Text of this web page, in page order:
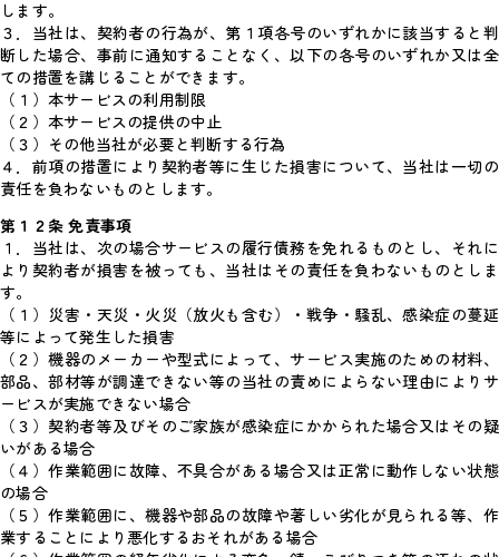
します。
３．当社は、契約者の行為が、第１項各号のいずれかに該当すると判
断した場合、事前に通知することなく、以下の各号のいずれか又は全
ての措置を講じることができます。
（１）本サービスの利用制限
（２）本サービスの提供の中止
（３）その他当社が必要と判断する行為
４．前項の措置により契約者等に生じた損害について、当社は一切の
責任を負わないものとします。
第１２条 免責事項
１．当社は、次の場合サービスの履行債務を免れるものとし、それに
より契約者が損害を被っても、当社はその責任を負わないものとしま
す。
（１）災害・天災・火災（放火も含む）・戦争・騒乱、感染症の蔓延
等によって発生した損害
（２）機器のメーカーや型式によって、サービス実施のための材料、
部品、部材等が調達できない等の当社の責めによらない理由によりサ
ービスが実施できない場合
（３）契約者等及びそのご家族が感染症にかかられた場合又はその疑
いがある場合
（４）作業範囲に故障、不具合がある場合又は正常に動作しない状態
の場合
（５）作業範囲に、機器や部品の故障や著しい劣化が見られる等、作
業することにより悪化するおそれがある場合